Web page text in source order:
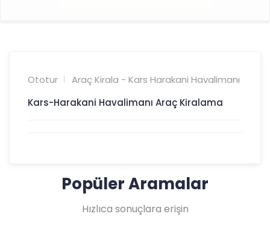
Ototur
Araç Kirala - Kars Harakani Havalimanı
Kars-Harakani Havalimanı Araç Kiralama
Popüler Aramalar
Hızlıca sonuçlara erişin